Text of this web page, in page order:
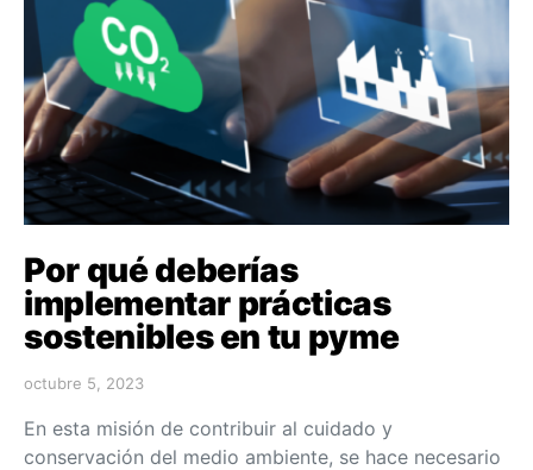
Por qué deberías
implementar prácticas
sostenibles en tu pyme
octubre 5, 2023
En esta misión de contribuir al cuidado y
conservación del medio ambiente, se hace necesario